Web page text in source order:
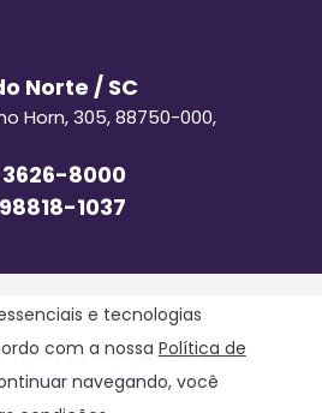
Norte / SC
Horn, 305, 88750-000,
8000
1037
Todos os direitos reservados.
de Privacidade
e tecnologias
com a nossa Política de
navegando, você